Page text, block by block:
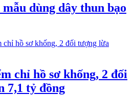
dùng dây thun bạo
chỉ hồ sơ khống, 2 đối
7,1 tỷ đồng